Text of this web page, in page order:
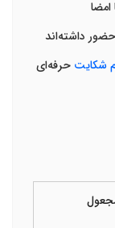
داشته‌اند
شکایت حرفه‌ای